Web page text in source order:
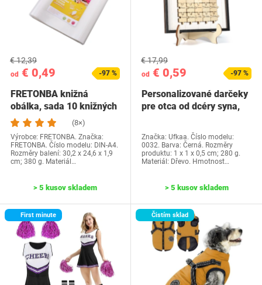
od € 0,49
€ 12,39
-97 %
FRETONBA knižná
obálka, sada 10 knižných
dosiek, priehľadné…
(8×)
Výrobce: FRETONBA. Značka:
FRETONBA. Číslo modelu: DIN-A4.
Rozměry balení: 30,2 x 24,6 x 1,9
cm; 380 g. Materiál…
> 5 kusov skladem
od € 0,59
€ 17,99
-97 %
Personalizované darčeky
pre otca od dcéry syna,
Značka: Ufkaa. Číslo modelu:
0032. Barva: Černá. Rozměry
produktu: 1 x 1 x 0,5 cm; 280 g.
Materiál: Dřevo. Hmotnost…
> 5 kusov skladem
First minute Čistím sklad